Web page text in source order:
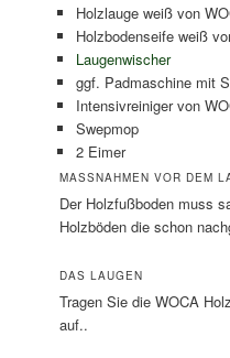
Holzlauge weiß von
Holzbodenseife weiß
Laugenwischer
ggf. Padmaschine mit
Intensivreiniger von
Swepmop
2 Eimer
MASSNAHMEN VOR DEM
Der Holzfußboden muss
Holzböden die schon
DAS LAUGEN
Tragen Sie die WOCA
auf..